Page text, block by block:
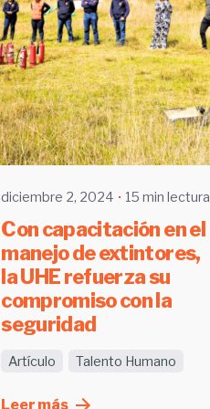
Enviado por
UHE
diciembre 2, 2024 15 min lectura
Con capacitación en el
manejo de extintores,
la UHE refuerza su
compromiso con la
seguridad
Artículo Talento Humano
Leer más